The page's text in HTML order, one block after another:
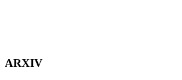
ARXIV